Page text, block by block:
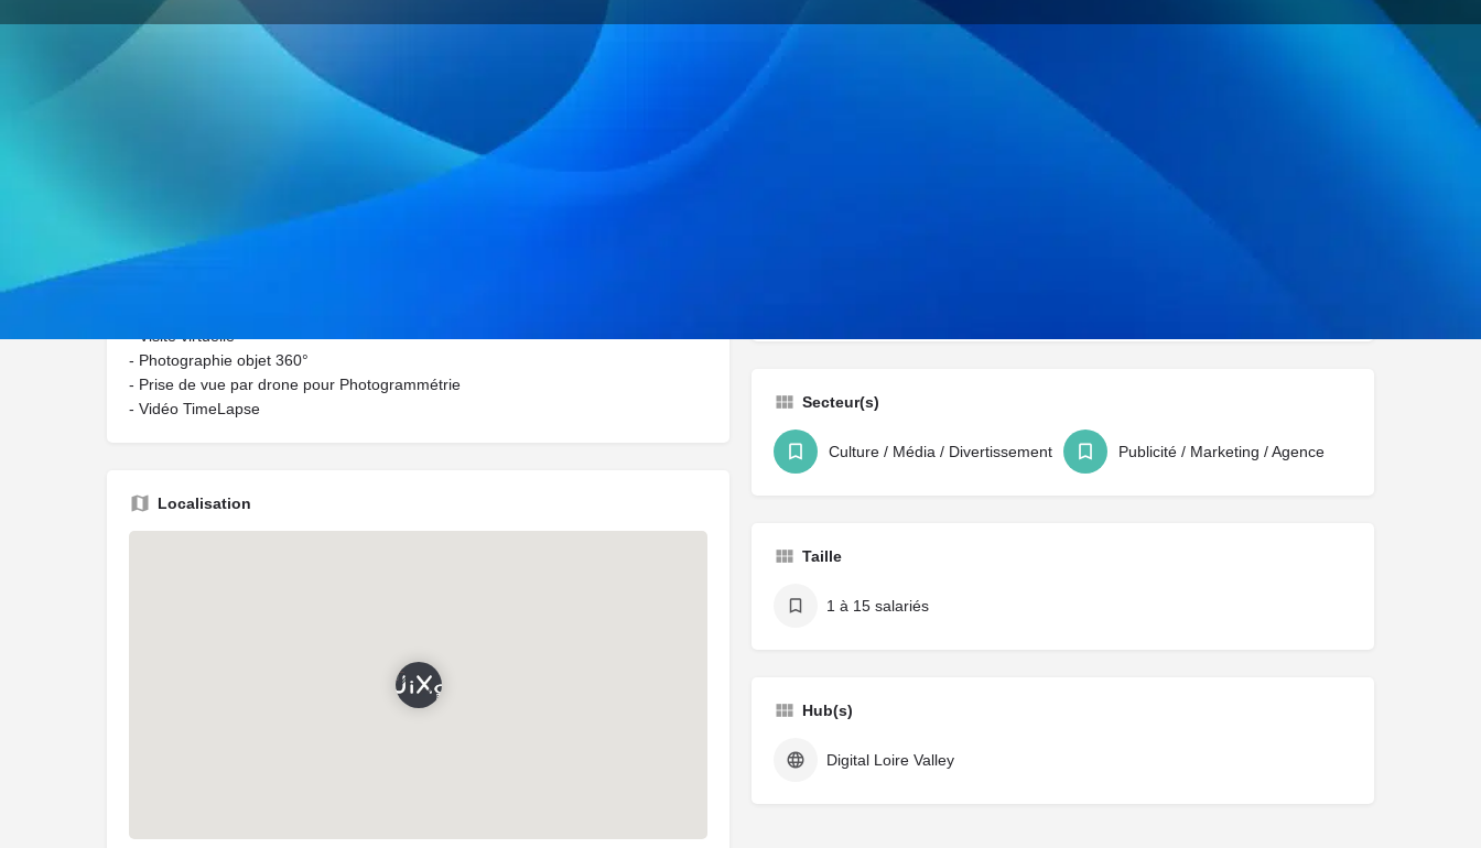
Signaler
Description
- Visite virtuelle
- Photographie objet 360°
- Prise de vue par drone pour Photogrammétrie
- Vidéo TimeLapse
Localisation
Secteur(s)
Culture / Média / Divertissement Publicité / Marketing / Agence
Taille
1 à 15 salariés
Hub(s)
Digital Loire Valley